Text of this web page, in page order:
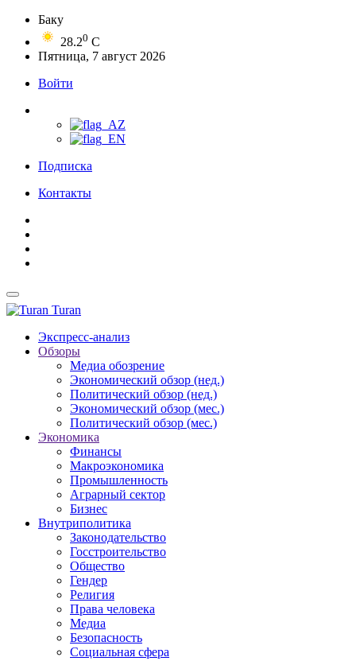
Баку
28.20 C
Пятница, 7 август 2026
Войти
Подписка
Контакты
Turan
Экспресс-анализ
Обзоры
Медиа обозрение
Экономический обзор (нед.)
Политический обзор (нед.)
Экономический обзор (мес.)
Политический обзор (мес.)
Экономика
Финансы
Макроэкономика
Промышленность
Аграрный сектор
Бизнес
Внутриполитика
Законодательство
Госстроительство
Общество
Гендер
Религия
Права человека
Медиа
Безопасность
Социальная сфера